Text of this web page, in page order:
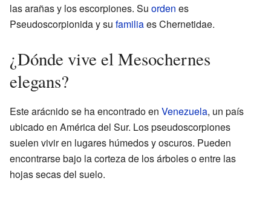
las arañas y los escorpiones. Su orden es
Pseudoscorpionida y su familiaes Chernetidae.
¿Dónde vive el Mesochernes
elegans?
Este arácnido se ha encontrado en Venezuela, un país
ubicado en América del Sur. Los pseudoscorpiones
suelen vivir en lugares húmedos y oscuros. Pueden
encontrarse bajo la corteza de los árboles o entre las
hojas secas del suelo.